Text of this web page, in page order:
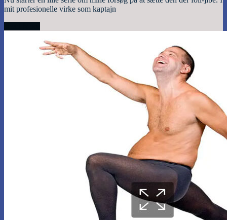
mit profesionelle virke som kaptajn